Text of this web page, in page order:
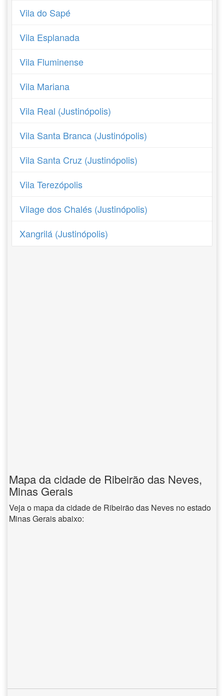
Vila do Sapé
Vila Esplanada
Vila Fluminense
Vila Mariana
Vila Real (Justinópolis)
Vila Santa Branca (Justinópolis)
Vila Santa Cruz (Justinópolis)
Vila Terezópolis
Vilage dos Chalés (Justinópolis)
Xangrilá (Justinópolis)
Mapa da cidade de Ribeirão das Neves,
Minas Gerais
Veja o mapa da cidade de Ribeirão das Neves no estado
Minas Gerais abaixo: